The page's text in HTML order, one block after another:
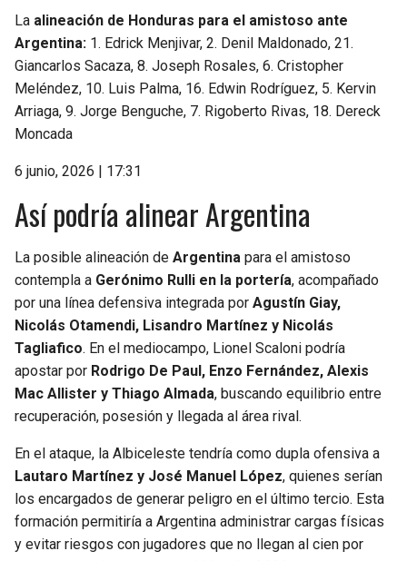
La alineación de Honduras para el amistoso ante
Argentina: 1. Edrick Menjivar, 2. Denil Maldonado, 21.
Giancarlos Sacaza, 8. Joseph Rosales, 6. Cristopher
Meléndez, 10. Luis Palma, 16. Edwin Rodríguez, 5. Kervin
Arriaga, 9. Jorge Benguche, 7. Rigoberto Rivas, 18. Dereck
Moncada
6 junio, 2026 | 17:31
Así podría alinear Argentina
La posible alineación de Argentina para el amistoso
contempla a Gerónimo Rulli en la portería, acompañado
por una línea defensiva integrada por Agustín Giay,
Nicolás Otamendi, Lisandro Martínez y Nicolás
Tagliafico. En el mediocampo, Lionel Scaloni podría
apostar por Rodrigo De Paul, Enzo Fernández, Alexis
Mac Allister y Thiago Almada, buscando equilibrio entre
recuperación, posesión y llegada al área rival.
En el ataque, la Albiceleste tendría como dupla ofensiva a
Lautaro Martínez y José Manuel López, quienes serían
los encargados de generar peligro en el último tercio. Esta
formación permitiría a Argentina administrar cargas físicas
y evitar riesgos con jugadores que no llegan al cien por